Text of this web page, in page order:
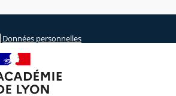
Données personnelles